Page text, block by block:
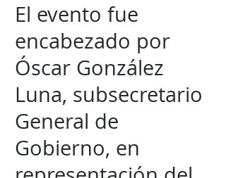
El evento fue
encabezado por
Óscar González
Luna, subsecretario
General de
Gobierno, en